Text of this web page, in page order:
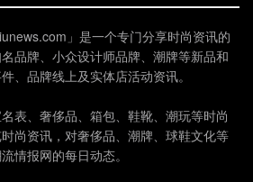
」是一个专门分享时尚资讯的
品牌、小众设计师品牌、潮牌等新品和
、品牌线上及实体店活动资讯。
表、奢侈品、箱包、鞋靴、潮玩等时尚
尚资讯，对奢侈品、潮牌、球鞋文化等
情报网的每日动态。